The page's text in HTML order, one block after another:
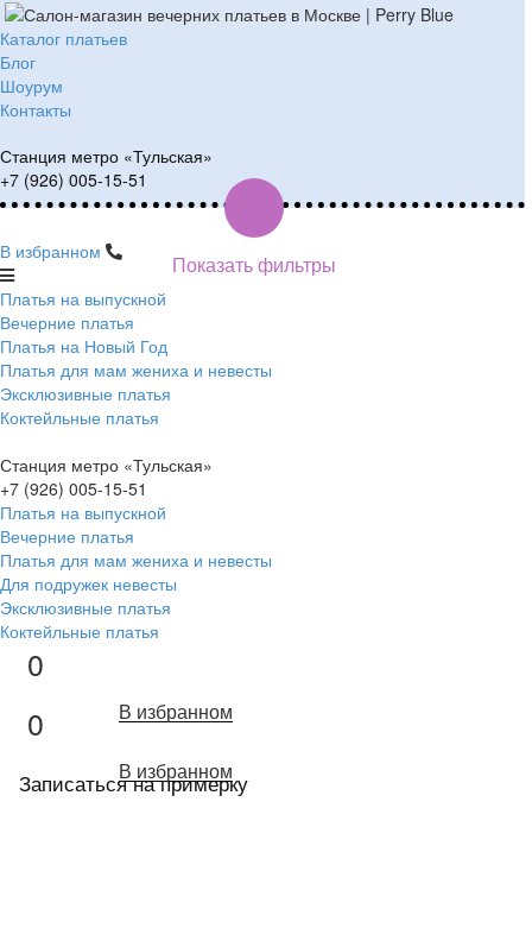
Каталог платьев
Блог
Шоурум
Контакты
Станция метро «Тульская»
+7 (926) 005-15-51
В избранном
Платья на выпускной
Вечерние платья
Платья на Новый Год
Платья для мам жениха и невесты
Эксклюзивные платья
Коктейльные платья
Станция метро «Тульская»
+7 (926) 005-15-51
Платья на выпускной
Вечерние платья
Платья для мам жениха и невесты
Для подружек невесты
Эксклюзивные платья
Коктейльные платья
0
В избранном
0
В избранном
Записаться на примерку
Показать фильтры